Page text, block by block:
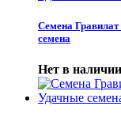
Семена
семена
Нет в наличии